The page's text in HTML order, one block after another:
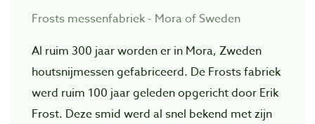
Frosts messenfabriek - Mora of Sweden
Al ruim 300 jaar worden er in Mora, Zweden
houtsnijmessen gefabriceerd. De Frosts fabriek
werd ruim 100 jaar geleden opgericht door Erik
Frost. Deze smid werd al snel bekend met zijn